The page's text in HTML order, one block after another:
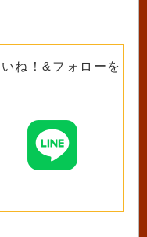
ね！&フォローを